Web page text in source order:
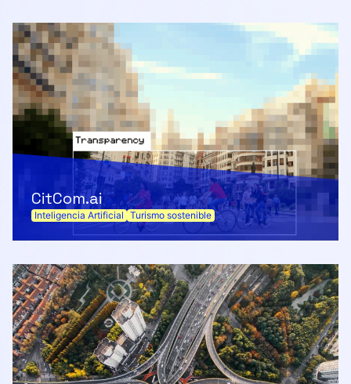
CitCom.ai
Inteligencia Artificial Turismo sostenible